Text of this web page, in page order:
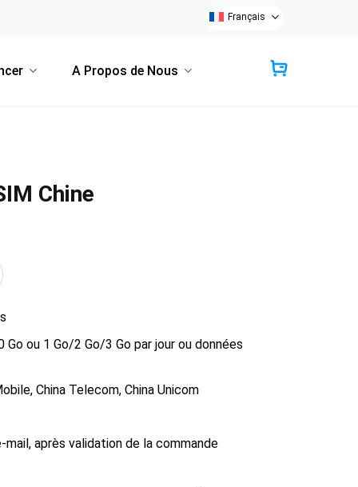
Français
A Propos de Nous
Chine
ou 1 Go/2 Go/3 Go par jour ou données
China Telecom, China Unicom
après validation de la commande